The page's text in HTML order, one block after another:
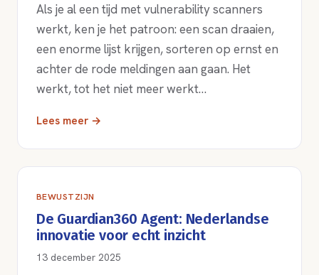
Als je al een tijd met vulnerability scanners
werkt, ken je het patroon: een scan draaien,
een enorme lijst krijgen, sorteren op ernst en
achter de rode meldingen aan gaan. Het
werkt, tot het niet meer werkt…
Lees meer →
BEWUSTZIJN
De Guardian360 Agent: Nederlandse
innovatie voor echt inzicht
13 december 2025